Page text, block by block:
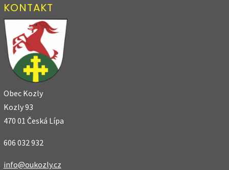
KONTAKT
Obec Kozly
Kozly 93
470 01 Česká Lípa
606 032 932
info@oukozly.cz